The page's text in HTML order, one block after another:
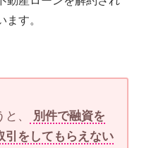
す。
、
別件で融資を
引をしてもらえない